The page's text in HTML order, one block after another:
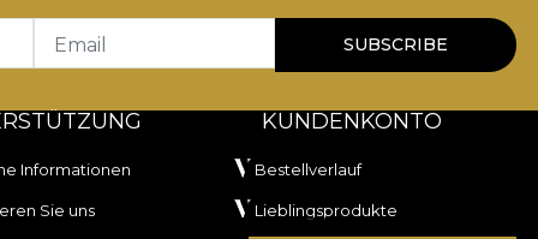
Email SUBSCRIBE
Informationen
Sie uns
KUNDENKONTO
Bestellverlauf
Lieblingsprodukte